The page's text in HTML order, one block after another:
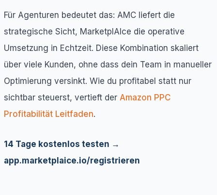
Für Agenturen bedeutet das: AMC liefert die
strategische Sicht, MarketplAIce die operative
Umsetzung in Echtzeit. Diese Kombination skaliert
über viele Kunden, ohne dass dein Team in manueller
Optimierung versinkt. Wie du profitabel statt nur
sichtbar steuerst, vertieft der Amazon PPC
Profitabilität Leitfaden.
14 Tage kostenlos testen →
app.marketplaice.io/registrieren